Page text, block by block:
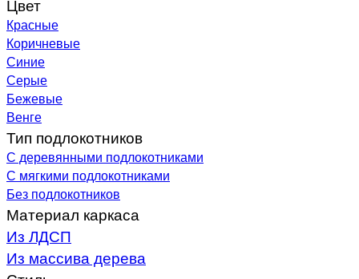
Цвет
Красные
Коричневые
Синие
Серые
Бежевые
Венге
Тип подлокотников
С деревянными подлокотниками
С мягкими подлокотниками
Без подлокотников
Материал каркаса
Из ЛДСП
Из массива дерева